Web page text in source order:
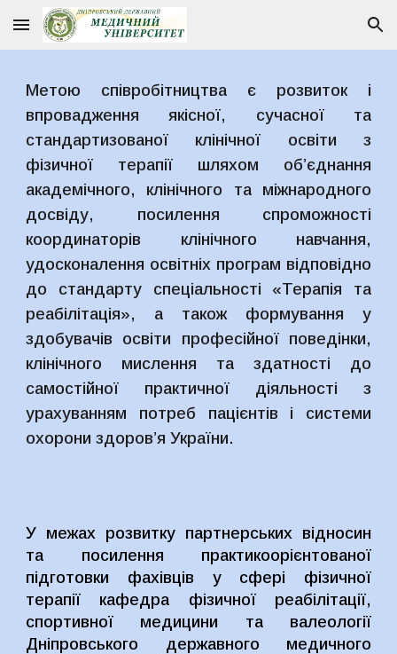
Skip to main content Skip to navigation
Метою співробітництва є розвиток і
впровадження якісної, сучасної та
стандартизованої клінічної освіти з
фізичної терапії шляхом об’єднання
академічного, клінічного та міжнародного
досвіду, посилення спроможності
координаторів клінічного навчання,
удосконалення освітніх програм відповідно
до стандарту спеціальності «Терапія та
реабілітація», а також формування у
здобувачів освіти професійної поведінки,
клінічного мислення та здатності до
самостійної практичної діяльності з
урахуванням потреб пацієнтів і системи
охорони здоров’я України.
У межах розвитку партнерських відносин
та посилення практикоорієнтованої
підготовки фахівців у сфері фізичної
терапії кафедра фізичної реабілітації,
спортивної медицини та валеології
Дніпровського державного медичного